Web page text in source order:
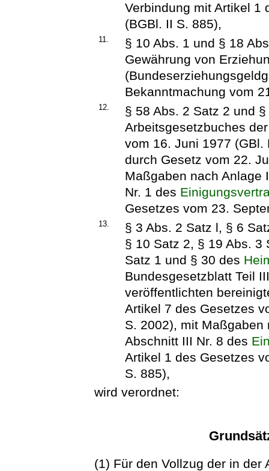
Verbindung mit Artikel 1
(BGBl. II S. 885),
11.
§ 10 Abs. 1 und § 18
Gewährung von
Bekanntmachung vom
12.
§ 58 Abs. 2 Satz 2 und
Arbeitsgesetzbuches
vom 16. Juni 1977 (GBl.
durch Gesetz vom 22.
Maßgaben nach Anlage
Nr. 1 des
Gesetzes vom 23.
13.
§ 3 Abs. 2 Satz l, § 6
§ 10 Satz 2, § 19 Abs. 3
Satz 1 und § 30 des
Bundesgesetzblatt Teil
veröffentlichten
Artikel 7 des Gesetzes
S. 2002), mit Maßgaben
Abschnitt III Nr. 8 des
Artikel 1 des Gesetzes
S. 885),
wird verordnet:
(1) Für den Vollzug der in der